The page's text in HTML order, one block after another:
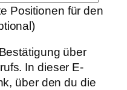
Positionen für den
über
In dieser E-
über den du die